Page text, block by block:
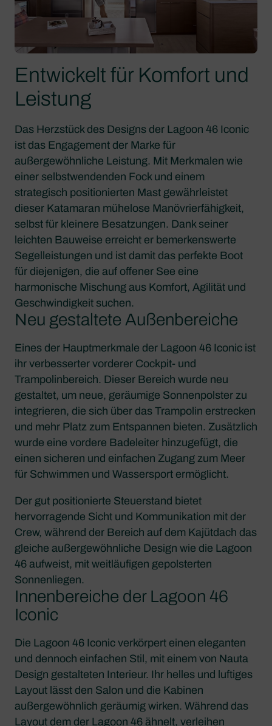
Entwickelt für Komfort und
Leistung
Das Herzstück des Designs der Lagoon 46 Iconic
ist das Engagement der Marke für
außergewöhnliche Leistung. Mit Merkmalen wie
einer selbstwendenden Fock und einem
strategisch positionierten Mast gewährleistet
dieser Katamaran mühelose Manövrierfähigkeit,
selbst für kleinere Besatzungen. Dank seiner
leichten Bauweise erreicht er bemerkenswerte
Segelleistungen und ist damit das perfekte Boot
für diejenigen, die auf offener See eine
harmonische Mischung aus Komfort, Agilität und
Geschwindigkeit suchen.
Neu gestaltete Außenbereiche
Eines der Hauptmerkmale der Lagoon 46 Iconic ist
ihr verbesserter vorderer Cockpit- und
Trampolinbereich. Dieser Bereich wurde neu
gestaltet, um neue, geräumige Sonnenpolster zu
integrieren, die sich über das Trampolin erstrecken
und mehr Platz zum Entspannen bieten. Zusätzlich
wurde eine vordere Badeleiter hinzugefügt, die
einen sicheren und einfachen Zugang zum Meer
für Schwimmen und Wassersport ermöglicht.
Der gut positionierte Steuerstand bietet
hervorragende Sicht und Kommunikation mit der
Crew, während der Bereich auf dem Kajütdach das
gleiche außergewöhnliche Design wie die Lagoon
46 aufweist, mit weitläufigen gepolsterten
Sonnenliegen.
Innenbereiche der Lagoon 46
Iconic
Die Lagoon 46 Iconic verkörpert einen eleganten
und dennoch einfachen Stil, mit einem von Nauta
Design gestalteten Interieur. Ihr helles und luftiges
Layout lässt den Salon und die Kabinen
außergewöhnlich geräumig wirken. Während das
Layout dem der Lagoon 46 ähnelt, verleihen